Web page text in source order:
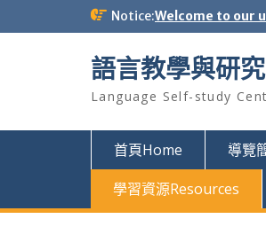
Notice:Welcome to our
語言教學與研
Language Self-study
首頁Home 導覽
學習資源Resources